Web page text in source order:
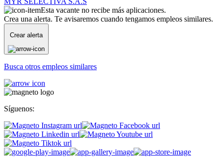
Esta vacante no recibe más aplicaciones.
Crea una alerta. Te avisaremos cuando tengamos empleos similares.
Crear alerta
Busca otros empleos similares
Síguenos: